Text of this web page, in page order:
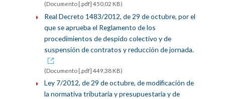
(Documento [.pdf] 450,02 KB)
Real Decreto 1483/2012, de 29 de octubre, por el
que se aprueba el Reglamento de los
procedimientos de despido colectivo y de
suspensión de contratos y reducción de jornada.
(Documento [.pdf] 449,38 KB)
Ley 7/2012, de 29 de octubre, de modificación de
la normativa tributaria y presupuestaria y de